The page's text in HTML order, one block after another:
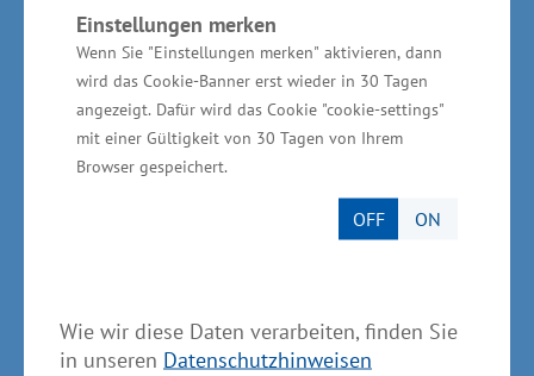
Einstellungen merken
Wenn Sie "Einstellungen merken" aktivieren, dann
wird das Cookie-Banner erst wieder in 30 Tagen
angezeigt. Dafür wird das Cookie "cookie-settings"
mit einer Gültigkeit von 30 Tagen von Ihrem
Browser gespeichert.
OFF ON
Wie wir diese Daten verarbeiten, finden Sie
in unseren Datenschutzhinweisen
Landesförderinstitut Mecklenburg-Vorpommern
(LFI M-V)
TBI Technologie-Beratungs-Institut GmbH
GSA - Gesellschaft für Struktur &
Arbeitsmarktentwicklung mbH
Wirtschaftsnahe Institutionen und Kammern des